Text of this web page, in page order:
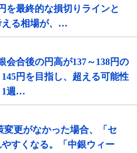
を最終的な損切りラインと
える相場が、…
会合後の円高が137～138円の
円を目指し、超える可能性
1週…
更がなかった場合、「セ
すくなる。「中銀ウィー